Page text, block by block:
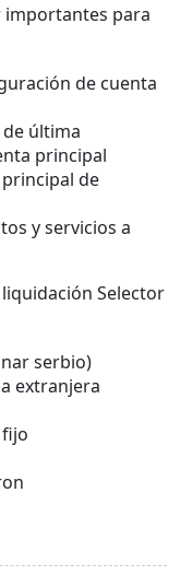
importantes para
de cuenta
última
principal
de
y servicios a
Selector
serbio)
extranjera